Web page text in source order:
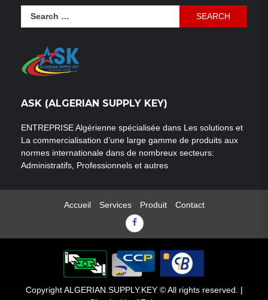
ASK (ALGERIAN SUPPLY KEY)
ENTREPRISE Algérienne spécialisée dans Les solutions et
La commercialisation d’une large gamme de produits aux
normes internationale dans de nombreux secteurs:
Administratifs, Professionnels et autres
Accueil Services Produit Contact
Facebook
Copyright ALGERIAN.SUPPLY.KEY © All rights reserved. |